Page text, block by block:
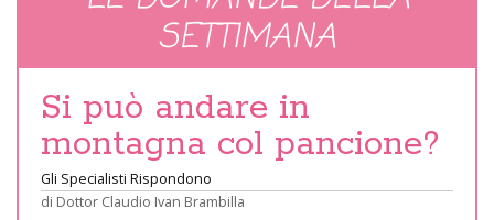
SETTIMANA
Si può andare in
montagna col pancione?
Gli Specialisti Rispondono
di Dottor Claudio Ivan Brambilla